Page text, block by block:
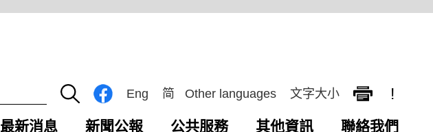
Eng 简 Other languages 文字大小 !
最新消息 新聞公報 公共服務 其他資訊 聯絡我們